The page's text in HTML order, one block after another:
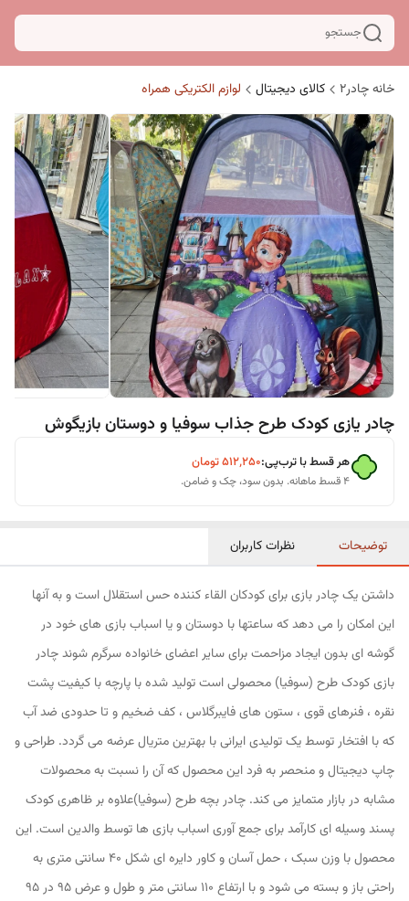
جستجو
خانه چادر۲ کالای دیجیتال لوازم الکتریکی همراه
چادر یازی کودک طرح جذاب سوفیا و دوستان بازیگوش
هر قسط با ترب‌پی:۵۱۲٬۲۵۰تومان
۴ قسط ماهانه. بدون سود، چک و ضامن.
توضیحات نظرات کاربران
داشتن یک چادر بازی برای کودکان القاء کننده حس استقلال است و به آنها
این امکان را می دهد که ساعتها با دوستان و یا اسباب بازی های خود در
گوشه ای بدون ایجاد مزاحمت برای سایر اعضای خانواده سرگرم شوند چادر
بازی کودک طرح (سوفیا) محصولی است تولید شده با پارچه با کیفیت پشت
نقره ، فنرهای قوی ، ستون های فایبرگلاس ، کف ضخیم و تا حدودی ضد آب
که با افتخار توسط یک تولیدی ایرانی با بهترین متریال عرضه می گردد. طراحی و
چاپ دیجیتال و منحصر به فرد این محصول که آن را نسبت به محصولات
مشابه در بازار متمایز می کند. چادر بچه طرح (سوفیا)علاوه بر ظاهری کودک
پسند وسیله ای کارآمد برای جمع آوری اسباب بازی ها توسط والدین است. این
محصول با وزن سبک ، حمل آسان و کاور دایره ای شکل 40 سانتی متری به
راحتی باز و بسته می شود و با ارتفاع 110 سانتی متر و طول و عرض 95 در 95